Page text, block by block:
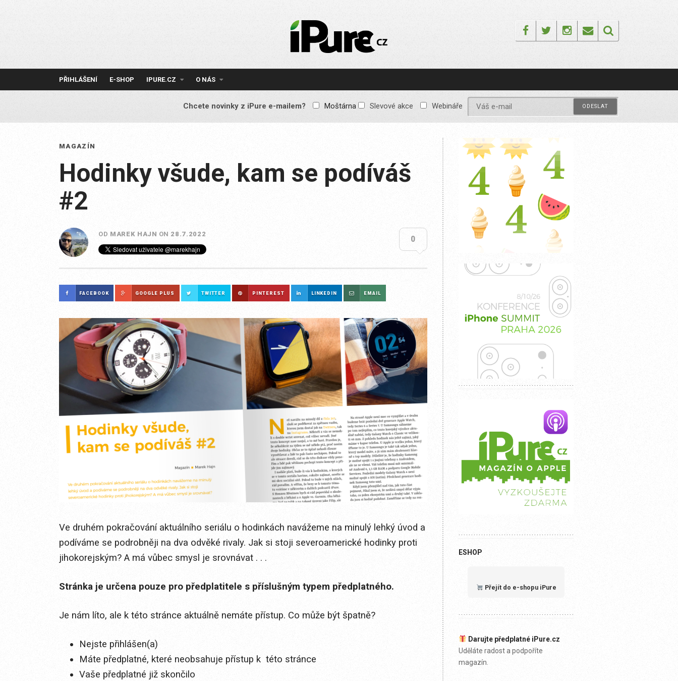
IPURE.CZ
Prémiový Apple e-
reklamy, žádné
obsah pro všechny
FacebookTwitterInstagram
Email
PŘIHLÁŠENÍ E-SHOP IPURE.CZ O NÁS
Chcete novinky z iPure e-mailem? Moštárna Slevové akce Webináře
MAGAZÍN
Hodinky všude, kam se podíváš
#2
OD MAREK HAJN ON 28.7.2022
0
FACEBOOK GOOGLE PLUS TWITTER PINTEREST LINKEDIN EMAIL
Ve druhém pokračování aktuálního seriálu o hodinkách navážeme na minulý lehký úvod a
podíváme se podrobněji na dva odvěké rivaly. Jak si stoji severoamerické hodinky proti
jihokorejským? A má vůbec smysl je srovnávat . . .
Stránka je určena pouze pro předplatitele s příslušným typem předplatného.
Je nám líto, ale k této stránce aktuálně nemáte přístup. Co může být špatně?
Nejste přihlášen(a)
Máte předplatné, které neobsahuje přístup k této stránce
Vaše předplatné již skončilo
ESHOP
Přejít do e-shopu iPure
Darujte předplatné iPure.cz
Uděláte radost a podpoříte
magazín.